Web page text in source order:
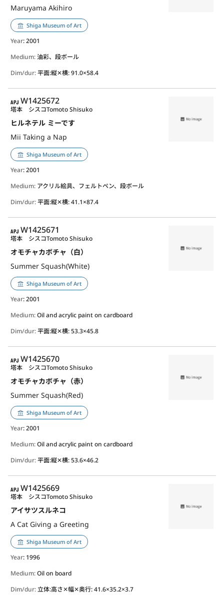
Maruyama Akihiro
Shiga Museum of Art
Year: 2001
Medium:油彩、段ボール
Dim/dur:平面:縦✕横: 91.0×58.4
APJ
W1425672
ヒルネテル ミーです
Mii Taking a Nap
塔本 シスコTomoto Shisuko
Shiga Museum of Art
Year: 2001
Medium: アクリル絵具、フェルトペン、段ボール
Dim/dur:平面:縦✕横: 41.1×87.4
APJ
W1425671
オモチャカボチャ（白）
Summer Squash(White)
塔本 シスコTomoto Shisuko
Shiga Museum of Art
Year: 2001
Medium:Oil and acrylic paint on cardboard
Dim/dur:平面:縦✕横: 53.3×45.8
APJ
W1425670
オモチャカボチャ（赤）
Summer Squash(Red)
塔本 シスコTomoto Shisuko
Shiga Museum of Art
Year: 2001
Medium:Oil and acrylic paint on cardboard
Dim/dur:平面:縦✕横: 53.6×46.2
APJ
W1425669
アイサツスルネコ
A Cat Giving a Greeting
塔本 シスコTomoto Shisuko
Shiga Museum of Art
Year: 1996
Medium:Oil on board
Dim/dur:立体:高さ✕幅✕奥行: 41.6×35.2×3.7